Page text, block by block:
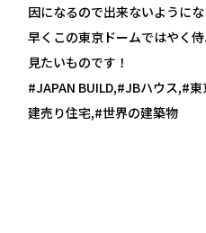
因になるので出来ないようにな
早くこの東京ドームではやく
見たいものです！
#JAPAN BUILD,#JBハウス,#
建売り住宅,#世界の建築物